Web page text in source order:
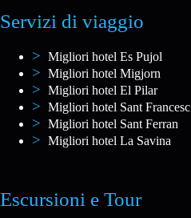
Servizi di viaggio
Migliori hotel Es Pujol
Migliori hotel Migjorn
Migliori hotel El Pilar
Migliori hotel Sant Francesc
Migliori hotel Sant Ferran
Migliori hotel La Savina
Escursioni e Tour